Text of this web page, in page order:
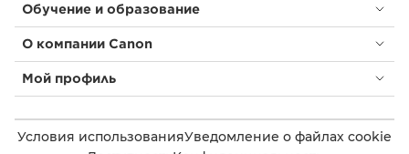
Обучение и образование
О компании Canon
Мой профиль
Условия использованияУведомление о файлах cookie